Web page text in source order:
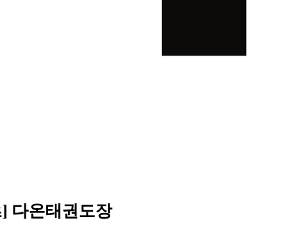
다온태권도장